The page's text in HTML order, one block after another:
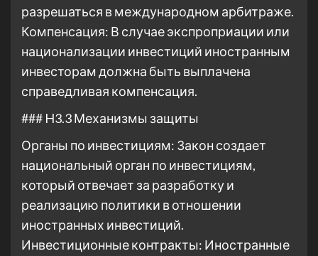
разрешаться в международном арбитраже.
Компенсация: В случае экспроприации или
национализации инвестиций иностранным
инвесторам должна быть выплачена
справедливая компенсация.
### H3.3 Механизмы защиты
Органы по инвестициям: Закон создает
национальный орган по инвестициям,
который отвечает за разработку и
реализацию политики в отношении
иностранных инвестиций.
Инвестиционные контракты: Иностранные